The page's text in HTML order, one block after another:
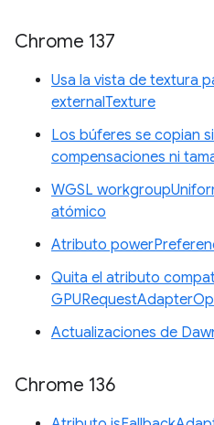
Chrome 137
Usa la vista de textura
externalTexture
Los búferes se copian
compensaciones ni
WGSL
atómico
Atributo
Quita el atributo
Actualizaciones de
Chrome 136